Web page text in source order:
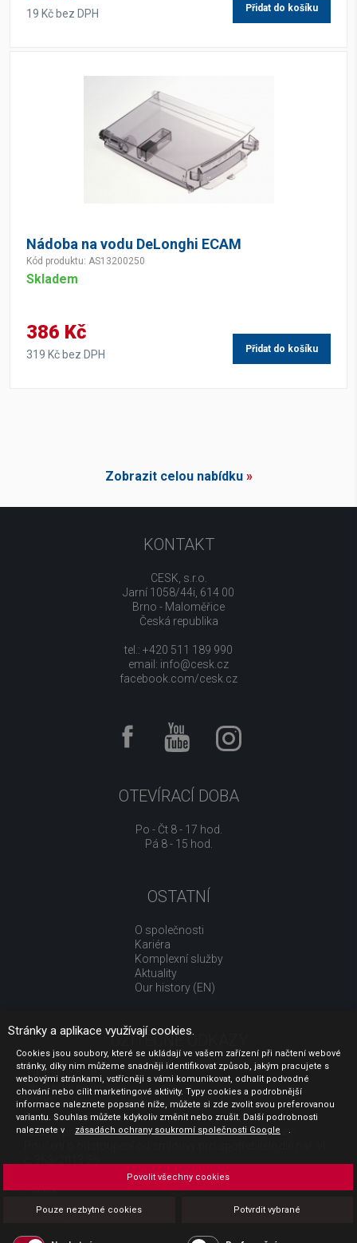
19 Kč bez DPH Přidat do košíku
Nádoba na vodu DeLonghi ECAM
Kód produktu: AS13200250
Skladem
386 Kč
319 Kč bez DPH Přidat do košíku
Zobrazit celou nabídku»
KONTAKT
CESK, s.r.o.
Jarní 1058/44i, 614 00
Brno - Maloměřice
Česká republika
tel.: +420 511 189 990
email: info@cesk.cz
facebook.com/cesk.cz
OTEVÍRACÍ DOBA
Po - Čt 8 - 17 hod.
Pá 8 - 15 hod.
OSTATNÍ
O společnosti
Kariéra
Komplexní služby
Aktuality
Our history (EN)
UŽITEČNÉ ODKAZY
Jak nakupovat
Obchodní podmínky
GDPR - ochrana osobních údajů
Profil zadavatele
Sdělení před uzavřením kupní smlouvy pro spotřebitele
Platba
Povinná publicita
Stránky a aplikace využívají cookies.
Cookies jsou soubory, které se ukládají ve vašem zařízení při načtení webové
stránky, díky nim můžeme snadněji identifikovat způsob, jakým pracujete s
webovými stránkami, vstřícněji s vámi komunikovat, odhalit podvodné
chování nebo cílit marketingové aktivity. Typy cookies a podrobnější
informace naleznete popsané níže, můžete si zde zvolit svou preferovanou
variantu. Souhlas můžete kdykoliv změnit nebo zrušit. Další podrobnosti
naleznete v
zásadách ochrany soukromí společnosti Google .
Pouze nezbytné cookies Potvrdit vybrané
Povolit všechny cookies